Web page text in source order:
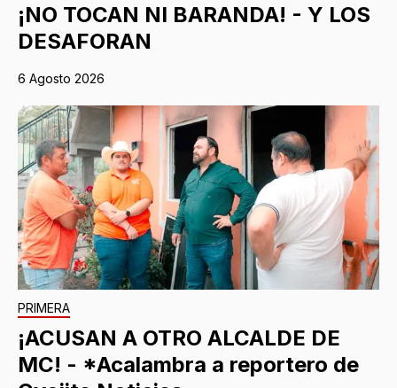
¡NO TOCAN NI BARANDA! - Y LOS
DESAFORAN
6 Agosto 2026
PRIMERA
¡ACUSAN A OTRO ALCALDE DE
MC! - *Acalambra a reportero de